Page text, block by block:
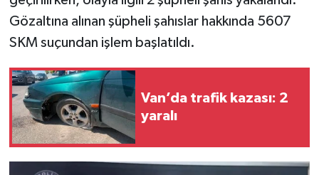
Gözaltına alınan şüpheli şahıslar hakkında 5607
SKM suçundan işlem başlatıldı.
Van’da trafik kazası: 2
yaralı